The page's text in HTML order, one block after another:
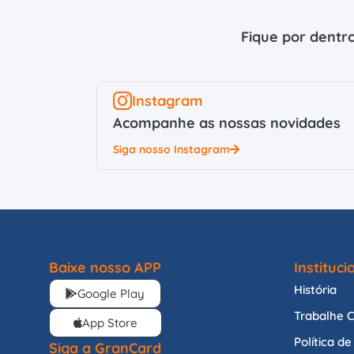
Fique por
Instagram
Acompanhe as nossas novidades
Siga nosso Instagram
Baixe nosso APP
Google Play
App Store
Siga a GranCard
História
Trabalhe
Política